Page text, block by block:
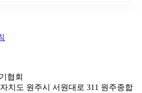
협회
치도 원주시 서원대로 311 원주종합